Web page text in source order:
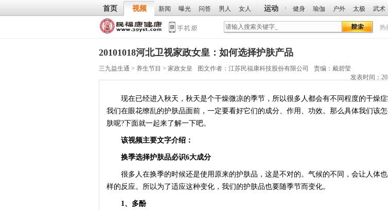
首页 视频 新闻 曝光 问答 男人 女人 运动 健身 瑜伽 户外 太极 武术
热
20101018河北卫视家政女皇：如何选择护肤产品
三九益生通 > 养生节目 > 家政女皇 图文作者： 江苏民福康科技股份有限公司
责编：戴碧莹
发表时间：
现在已经进入秋天，秋天是个干燥微凉的季节，所以很多人都会有不同程度的干燥症
我们在眼花缭乱的护肤品面前，一定要看好它们的成分、作用、功效。那么具体我们该
肤呢?下面就一起来了解一下吧。
该视频主要文字介绍：
换季选择护肤品必识6大成分
很多人在换季的时候还是使用原来的护肤品，这是不对的。气候的不同，会让人体
样的反应。所以为了适应这种变化，我们的护肤品也要随季节而变化。
1、多酚